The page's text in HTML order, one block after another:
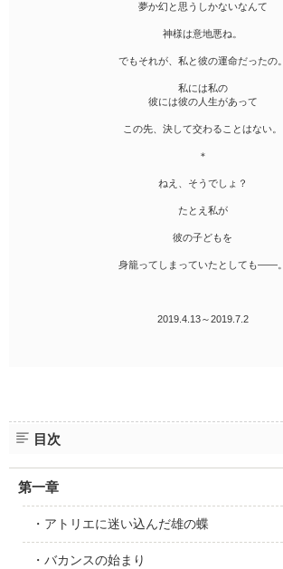
夢か幻と思うしかないなんて
神様は意地悪ね。
でもそれが、私と彼の運命だったの。
私には私の
彼には彼の人生があって
この先、決して交わることはない。
＊
ねえ、そうでしょ？
たとえ私が
彼の子どもを
身籠ってしまっていたとしても――。
2019.4.13～2019.7.2
目次
第一章
・アトリエに迷い込んだ雄の蝶
・バカンスの始まり